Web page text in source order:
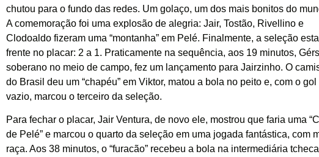
chutou para o fundo das redes. Um golaço, um dos mais bonitos do
A comemoração foi uma explosão de alegria: Jair, Tostão, Rivellino e
Clodoaldo fizeram uma “montanha” em Pelé. Finalmente, a seleção
frente no placar: 2 a 1. Praticamente na sequência, aos 19 minutos,
soberano no meio de campo, fez um lançamento para Jairzinho. O
do Brasil deu um “chapéu” em Viktor, matou a bola no peito e, com o gol
vazio, marcou o terceiro da seleção.
Para fechar o placar, Jair Ventura, de novo ele, mostrou que faria uma
de Pelé” e marcou o quarto da seleção em uma jogada fantástica, com
raça. Aos 38 minutos, o “furacão” recebeu a bola na intermediária